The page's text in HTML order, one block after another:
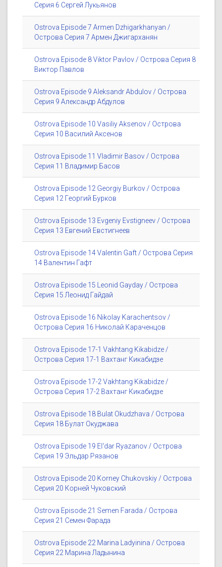
Серия 6 Сергей Лукьянов
Ostrova Episode 7 Armen Dzhigarkhanyan /
Острова Серия 7 Армен Джигарханян
Ostrova Episode 8 Viktor Pavlov / Острова Серия 8
Виктор Павлов
Ostrova Episode 9 Aleksandr Abdulov / Острова
Серия 9 Александр Абдулов
Ostrova Episode 10 Vasiliy Aksenov / Острова
Серия 10 Василий Аксенов
Ostrova Episode 11 Vladimir Basov / Острова
Серия 11 Владимир Басов
Ostrova Episode 12 Georgiy Burkov / Острова
Серия 12 Георгий Бурков
Ostrova Episode 13 Evgeniy Evstigneev / Острова
Серия 13 Евгений Евстигнеев
Ostrova Episode 14 Valentin Gaft / Острова Серия
14 Валентин Гафт
Ostrova Episode 15 Leonid Gayday / Острова
Серия 15 Леонид Гайдай
Ostrova Episode 16 Nikolay Karachentsov /
Острова Серия 16 Николай Караченцов
Ostrova Episode 17-1 Vakhtang Kikabidze /
Острова Серия 17-1 Вахтанг Кикабидзе
Ostrova Episode 17-2 Vakhtang Kikabidze /
Острова Серия 17-2 Вахтанг Кикабидзе
Ostrova Episode 18 Bulat Okudzhava / Острова
Серия 18 Булат Окуджава
Ostrova Episode 19 El'dar Ryazanov / Острова
Серия 19 Эльдар Рязанов
Ostrova Episode 20 Korney Chukovskiy / Острова
Серия 20 Корней Чуковский
Ostrova Episode 21 Semen Farada / Острова
Серия 21 Семен Фарада
Ostrova Episode 22 Marina Ladyinina / Острова
Серия 22 Марина Ладынина